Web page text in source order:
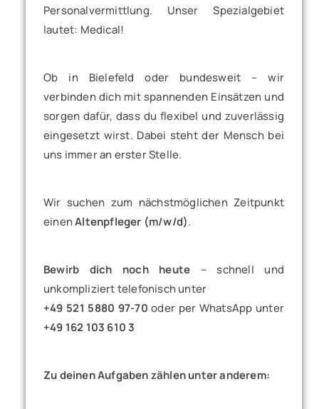
Personalvermittlung. Unser Spezialgebiet
lautet: Medical!
Ob in Bielefeld oder bundesweit – wir
verbinden dich mit spannenden Einsätzen und
sorgen dafür, dass du flexibel und zuverlässig
eingesetzt wirst. Dabei steht der Mensch bei
uns immer an erster Stelle.
Wir suchen zum nächstmöglichen Zeitpunkt
einenAltenpfleger (m/w/d).
Bewirb dich noch heute – schnell und
unkompliziert telefonisch unter
+49 521 5880 97-70 oder per WhatsApp unter
+49 162 103 610 3
Zu deinen Aufgaben zählen unter anderem: